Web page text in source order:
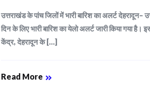
उत्तराखंड के पांच जिलों में भारी बारिश का अलर्ट देहरादून–
दिन के लिए भारी बारिश का येलो अलर्ट जारी किया गया
केंद्र, देहरादून के [...]
Read More